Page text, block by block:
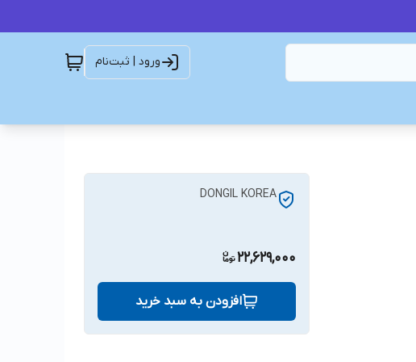
ورود | ثبت‌نام
DONGIL KOREA
22,629,000
افزودن به سبد خرید